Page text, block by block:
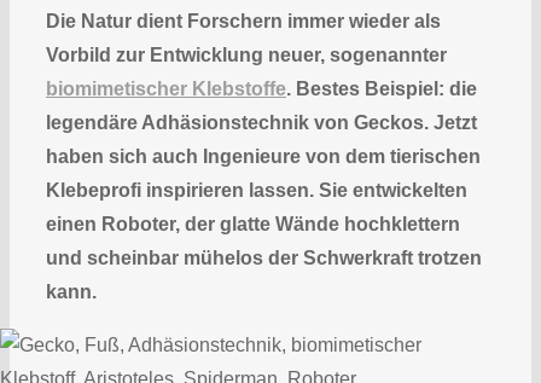
Die Natur dient Forschern immer wieder als
Vorbild zur Entwicklung neuer, sogenannter
biomimetischer Klebstoffe. Bestes Beispiel: die
legendäre Adhäsionstechnik von Geckos. Jetzt
haben sich auch Ingenieure von dem tierischen
Klebeprofi inspirieren lassen. Sie entwickelten
einen Roboter, der glatte Wände hochklettern
und scheinbar mühelos der Schwerkraft trotzen
kann.